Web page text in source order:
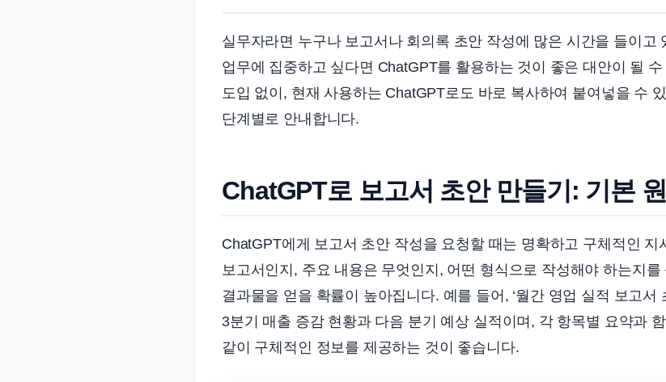
실무자라면 누구나 보고서나 회의록 초안 작성에 많은 시간을 들이고
업무에 집중하고 싶다면 ChatGPT를 활용하는 것이 좋은 대안이 될
도입 없이, 현재 사용하는 ChatGPT로도 바로 복사하여 붙여넣을 수
단계별로 안내합니다.
ChatGPT로 보고서 초안 만들기: 기본
ChatGPT에게 보고서 초안 작성을 요청할 때는 명확하고 구체적인 지
보고서인지, 주요 내용은 무엇인지, 어떤 형식으로 작성해야 하는지
결과물을 얻을 확률이 높아집니다. 예를 들어, ‘월간 영업 실적 보고서
3분기 매출 증감 현황과 다음 분기 예상 실적이며, 각 항목별 요약과
같이 구체적인 정보를 제공하는 것이 좋습니다.